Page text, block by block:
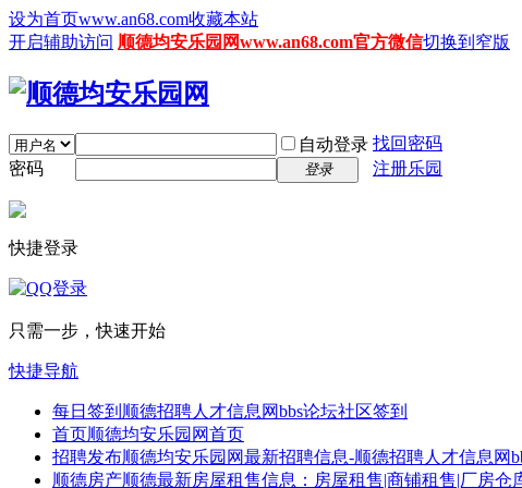
设为首页www.an68.com收藏本站
开启辅助访问 顺德均安乐园网www.an68.com官方微信切换到窄版
自动登录 找回密码
密码
登录 注册乐园
快捷登录
只需一步，快速开始
快捷导航
每日签到 顺德招聘人才信息网bbs论坛社区签到
首页顺德均安乐园网首页
招聘发布顺德均安乐园网最新招聘信息-顺德招聘人才信息网
顺德房产顺德最新房屋租售信息：房屋租售|商铺租售|厂房仓